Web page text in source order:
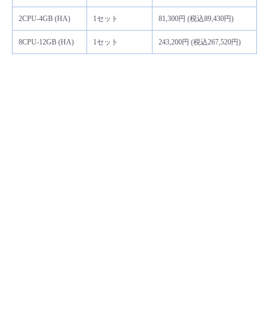
2CPU-4GB (HA) 1セット 81,300円 (税込89,430円)
8CPU-12GB (HA) 1セット 243,200円 (税込267,520円)